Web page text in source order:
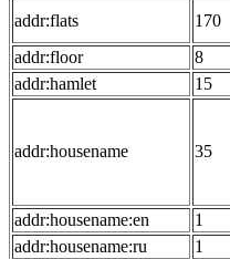
addr:flats 170
addr:floor
8
addr:hamlet
15
addr:housename 35
addr:housename:en
1
addr:housename:ru
1